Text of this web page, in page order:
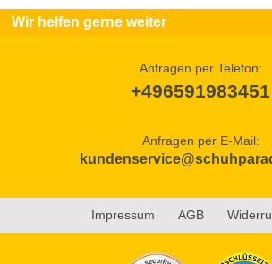
Wir helfen gerne weiter
Anfragen per Telefon:
+496591983451
Anfragen per E-Mail:
Impressum AGB